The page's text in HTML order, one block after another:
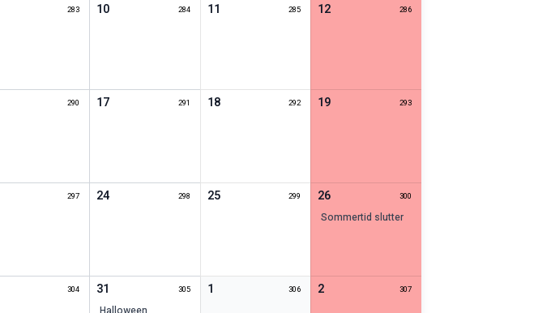
283 10 284 11 285 12 286
290 17 291 18 292 19 293
297 24 298 25 299 26 300
sommertid slutter
304 31 305 1 306 2 307